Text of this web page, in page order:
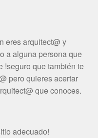
eres arquitect@ y
a alguna persona que
!seguro que también te
pero quieres acertar
que conoces.
adecuado!